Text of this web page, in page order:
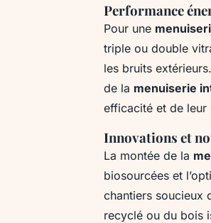
Performance
Pour une
triple ou double
les bruits
de la menuiserie
efficacité et de leur
Innovations et
La montée de la
biosourcées et
chantiers soucieux
recyclé ou du bois